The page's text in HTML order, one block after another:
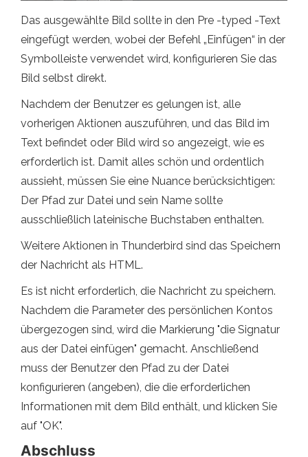
Das ausgewählte Bild sollte in den Pre -typed -Text
eingefügt werden, wobei der Befehl „Einfügen“ in der
Symbolleiste verwendet wird, konfigurieren Sie das
Bild selbst direkt.
Nachdem der Benutzer es gelungen ist, alle
vorherigen Aktionen auszuführen, und das Bild im
Text befindet oder Bild wird so angezeigt, wie es
erforderlich ist. Damit alles schön und ordentlich
aussieht, müssen Sie eine Nuance berücksichtigen:
Der Pfad zur Datei und sein Name sollte
ausschließlich lateinische Buchstaben enthalten.
Weitere Aktionen in Thunderbird sind das Speichern
der Nachricht als HTML.
Es ist nicht erforderlich, die Nachricht zu speichern.
Nachdem die Parameter des persönlichen Kontos
übergezogen sind, wird die Markierung "die Signatur
aus der Datei einfügen" gemacht. Anschließend
muss der Benutzer den Pfad zu der Datei
konfigurieren (angeben), die die erforderlichen
Informationen mit dem Bild enthält, und klicken Sie
auf "OK".
Abschluss